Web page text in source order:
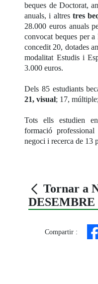
beques de Doctorat,
anuals, i altres tres
28.000 euros anuals
convocat beques per
concedit 20, dotades
modalitat Estudis i
3.000 euros.
Dels 85 estudiants
21, visual; 17,
Tots ells estudien
formació
negoci i recerca de 13
Tornar a
DESEMBRE
Compartir :